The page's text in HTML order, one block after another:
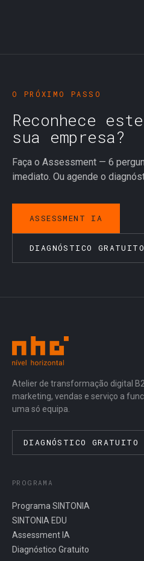
O PRÓXIMO PASSO
Reconhece
sua empresa?
Faça o Assessment — 6
imediato. Ou agende o
ASSESSMENT IA
DIAGNÓSTICO GRATUITO
Atelier de transformação digital
marketing, vendas e serviço a
uma só equipa.
DIAGNÓSTICO GRATUITO
PROGRAMA
Programa SINTONIA
SINTONIA EDU
Assessment IA
Diagnóstico Gratuito